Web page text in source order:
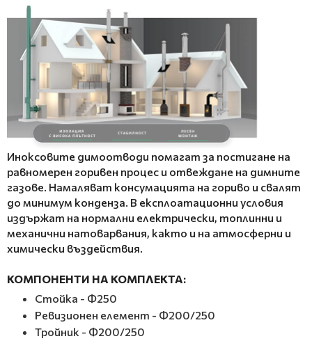
Иноксовите димоотводи помагат за постигане на
равномерен горивен процес и отвеждане на димните
газове. Намаляват консумацията на гориво и свалят
до минимум конденза. В експлоатационни условия
издържат на нормални електрически, топлинни и
механични натоварвания, както и на атмосферни и
химически въздействия.
КОМПОНЕНТИ НА КОМПЛЕКТА:
Стойка - Ф250
Ревизионен елемент - Ф200/250
Тройник - Ф200/250